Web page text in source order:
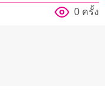
0 ครั้ง